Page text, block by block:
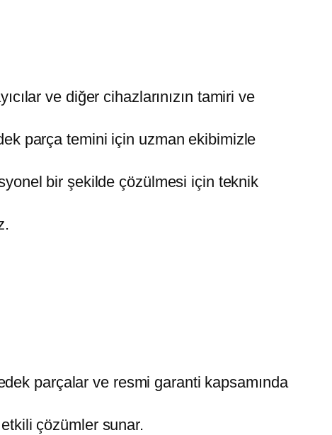
ve diğer cihazlarınızın tamiri ve
parça temini için uzman ekibimizle
bir şekilde çözülmesi için teknik
parçalar ve resmi garanti kapsamında
çözümler sunar.